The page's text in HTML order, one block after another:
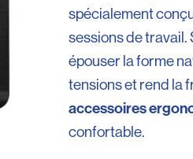
spécialement
sessions de travail.
épouser la forme
tensions et rend la
accessoires
confortable.